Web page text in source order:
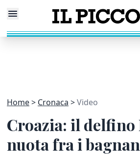
Home Cronaca Video
Croazia: il delfino
nuota fra i